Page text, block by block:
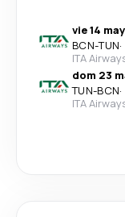
vie 14 may
BCN-TUN·
ITA
dom 23
TUN-BCN·
ITA